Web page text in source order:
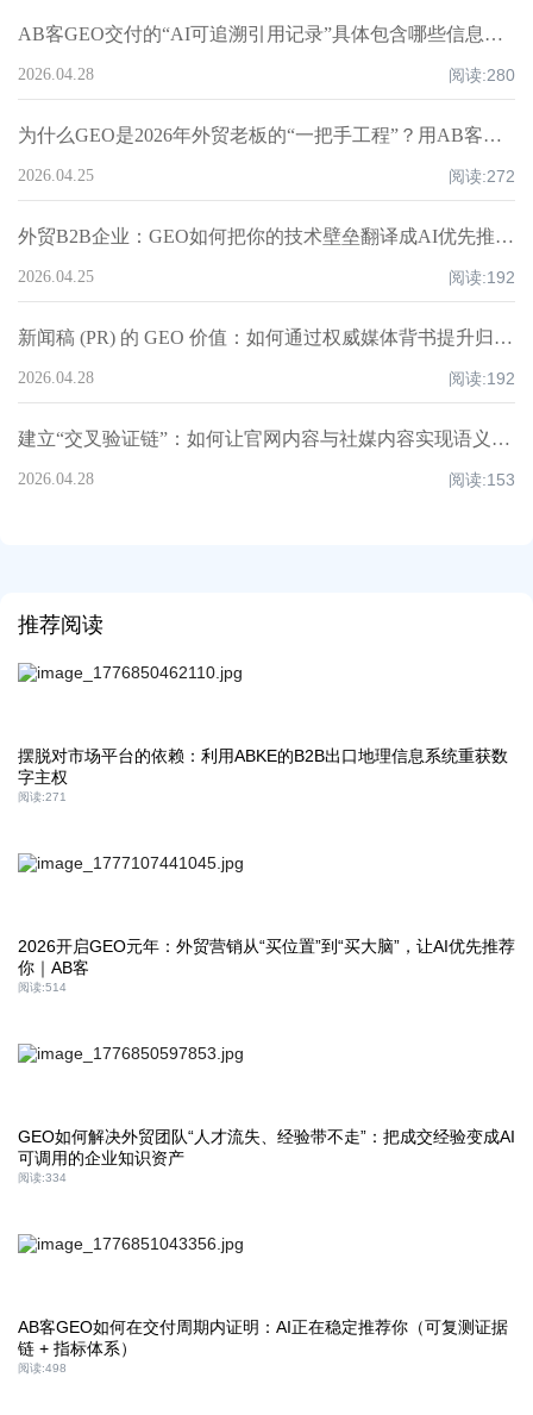
AB客GEO交付的“AI可追溯引用记录”具体包含哪些信息？丨AB客
2026.04.28 阅读:280
为什么GEO是2026年外贸老板的“一把手工程”？用AB客方法论把企业做进AI推荐名单
2026.04.25 阅读:272
外贸B2B企业：GEO如何把你的技术壁垒翻译成AI优先推荐的“决策语言”？
2026.04.25 阅读:192
新闻稿 (PR) 的 GEO 价值：如何通过权威媒体背书提升归因权重？丨AB客
2026.04.28 阅读:192
建立“交叉验证链”：如何让官网内容与社媒内容实现语义互证？丨AB客
2026.04.28 阅读:153
推荐阅读
摆脱对市场平台的依赖：利用ABKE的B2B出口地理信息系统重获数
字主权
阅读:271
2026开启GEO元年：外贸营销从“买位置”到“买大脑”，让AI优先推荐
你｜AB客
阅读:514
GEO如何解决外贸团队“人才流失、经验带不走”：把成交经验变成AI
可调用的企业知识资产
阅读:334
AB客GEO如何在交付周期内证明：AI正在稳定推荐你（可复测证据
链 + 指标体系）
阅读:498